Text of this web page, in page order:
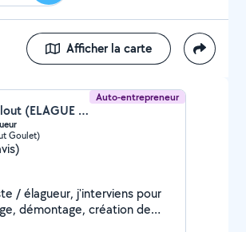
Afficher la carte
Auto-entrepreneur
Jeremy Chaillout (ELAGUE & L'ARBRE)
Goulet)
/ élagueur, j'interviens pour
démontage, création de